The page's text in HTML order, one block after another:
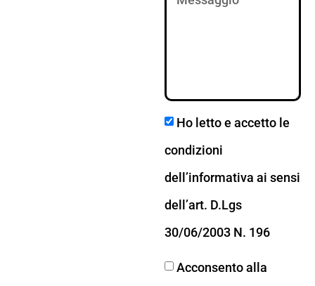
Ho letto e accetto le
condizioni
dell’informativa ai sensi
dell’art. D.Lgs
30/06/2003 N. 196
Acconsento alla